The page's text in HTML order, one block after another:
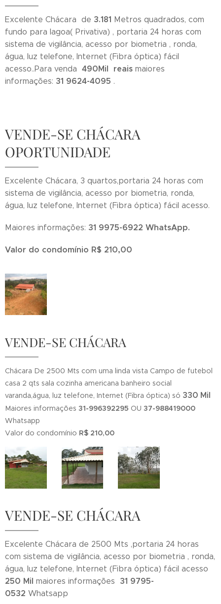
Excelente Chácara de 3.181 Metros quadrados, com
fundo para lagoa( Privativa) , portaria 24 horas com
sistema de vigilância, acesso por biometria , ronda,
água, luz telefone, Internet (Fibra óptica) fácil
acesso..Para venda 490Mil reais maiores
informações: 31 9624-4095 .
VENDE-SE CHÁCARA
OPORTUNIDADE
Excelente Chácara, 3 quartos,portaria 24 horas com
sistema de vigilância, acesso por biometria, ronda,
água, luz telefone, Internet (Fibra óptica) fácil acesso.
Maiores informações: 31 9975-6922 WhatsApp.
Valor do condomínio R$ 210,00
VENDE-SE CHÁCARA
Chácara De 2500 Mts com uma linda vista Campo de futebol
casa 2 qts sala cozinha americana banheiro social
varanda,água, luz telefone, Internet (Fibra óptica) só 330 Mil
Maiores informações 31-996392295 OU 37-988419000
Whatsapp
Valor do condomínio R$ 210,00
VENDE-SE CHÁCARA
Excelente Chácara de 2500 Mts ,portaria 24 horas
com sistema de vigilância, acesso por biometria , ronda,
água, luz telefone, Internet (Fibra óptica) fácil acesso
250 Mil maiores informações
31 9795-
0532 Whatsapp